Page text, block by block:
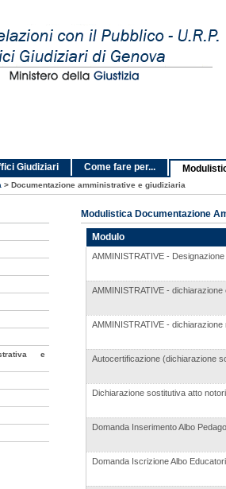
Giudiziari Come fare per...
> Documentazione amministrative e giudiziaria
Modulistica Documentazione
Modulo
AMMINISTRATIVE -
AMMINISTRATIVE - dichiarazione
AMMINISTRATIVE -
Autocertificazione (dichiarazione
Dichiarazione sostitutiva atto
Domanda Inserimento Albo
Domanda Iscrizione Albo
e